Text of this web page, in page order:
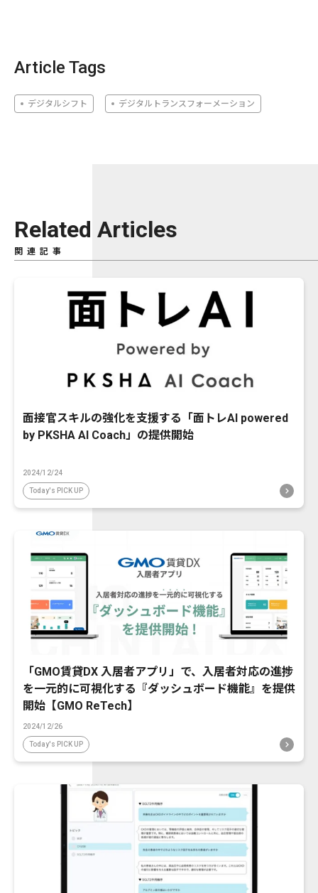
Article Tags
デジタルシフト デジタルトランスフォーメーション
Related Articles
関連記事
面接官スキルの強化を支援する「面トレAI powered
by PKSHA AI Coach」の提供開始
2024/12/24
Today's PICK UP
「GMO賃貸DX 入居者アプリ」で、入居者対応の進捗
を一元的に可視化する『ダッシュボード機能』を提供
開始【GMO ReTech】
2024/12/26
Today's PICK UP